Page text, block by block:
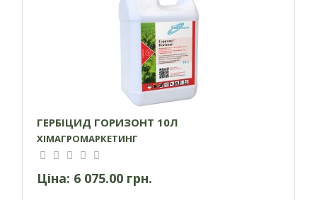
ГЕРБІЦИД ГОРИЗОНТ 10Л
ХІМАГРОМАРКЕТИНГ
Ціна: 6 075.00 грн.